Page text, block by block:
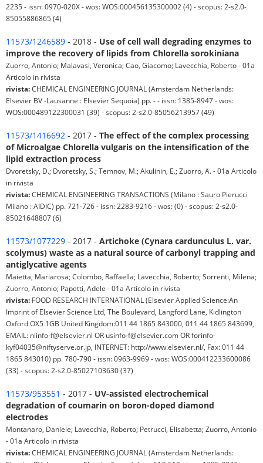
2235 - issn: 0970-020X - wos: WOS:000456135300002 (4) - scopus: 2-s2.0-
85055886865 (4)
11573/1246589 - 2018 - Use of cell wall degrading enzymes to
improve the recovery of lipids from Chlorella sorokiniana
Zuorro, Antonio; Malavasi, Veronica; Cao, Giacomo; Lavecchia, Roberto - 01a
Articolo in rivista
rivista:CHEMICAL ENGINEERING JOURNAL (Amsterdam Netherlands:
Elsevier BV -Lausanne : Elsevier Sequoia) pp. - - issn: 1385-8947 - wos:
WOS:000489122300031 (39) - scopus: 2-s2.0-85056213957 (49)
11573/1416692 - 2017 - The effect of the complex processing
of Microalgae Chlorella vulgaris on the intensification of the
lipid extraction process
Dvoretsky, D.; Dvoretsky, S.; Temnov, M.; Akulinin, E.; Zuorro, A. - 01a Articolo
in rivista
rivista:CHEMICAL ENGINEERING TRANSACTIONS (Milano : Sauro Pierucci
Milano : AIDIC) pp. 721-726 - issn: 2283-9216 - wos: (0) - scopus: 2-s2.0-
85021648807 (6)
11573/1077229 - 2017 - Artichoke (Cynara cardunculus L. var.
scolymus) waste as a natural source of carbonyl trapping and
antiglycative agents
Maietta, Mariarosa; Colombo, Raffaella; Lavecchia, Roberto; Sorrenti, Milena;
Zuorro, Antonio; Papetti, Adele - 01a Articolo in rivista
rivista: FOOD RESEARCH INTERNATIONAL (Elsevier Applied Science:An
Imprint of Elsevier Science Ltd, The Boulevard, Langford Lane, Kidlington
Oxford OX5 1GB United Kingdom:011 44 1865 843000, 011 44 1865 843699,
EMAIL: nlinfo-f@elsevier.nl OR usinfo-f@elsevier.com OR forinfo-
kyf04035@niftyserve.or.jp, INTERNET: http://www.elsevier.nl/, Fax: 011 44
1865 843010) pp. 780-790 - issn: 0963-9969 - wos: WOS:000412233600086
(33) - scopus: 2-s2.0-85027103630 (37)
11573/953551 - 2017 - UV-assisted electrochemical
degradation of coumarin on boron-doped diamond
electrodes
Montanaro, Daniele; Lavecchia, Roberto; Petrucci, Elisabetta; Zuorro, Antonio
- 01a Articolo in rivista
rivista:CHEMICAL ENGINEERING JOURNAL (Amsterdam Netherlands: